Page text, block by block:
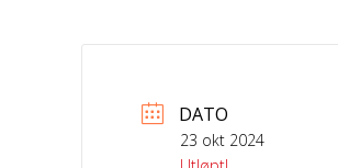
DATO
23 okt 2024